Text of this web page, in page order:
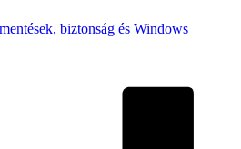
biztonság és Windows